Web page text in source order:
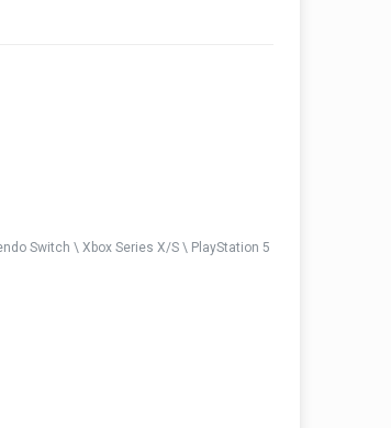
Switch \ Xbox Series X/S \ PlayStation 5